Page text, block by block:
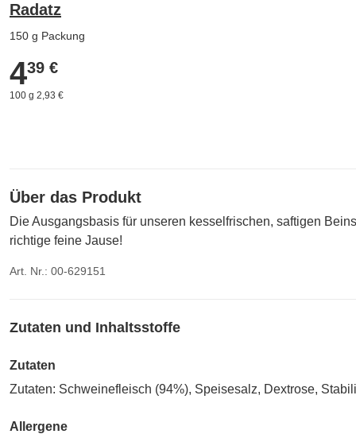
Radatz
150 g Packung
4,39 €
439 €
100 g 2,93 €
Über das Produkt
Die Ausgangsbasis für unseren kesselfrischen, saftigen
richtige feine Jause!
Art. Nr.: 00-629151
Zutaten und Inhaltsstoffe
Zutaten
Zutaten: Schweinefleisch (94%), Speisesalz, Dextrose,
Allergene